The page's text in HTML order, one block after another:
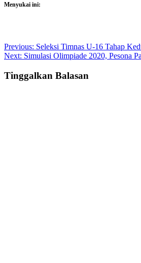
Menyukai ini:
Post
navigation
Previous: Seleksi Timnas U-16 Tahap
Next: Simulasi Olimpiade 2020, Pesona
Tinggalkan Balasan